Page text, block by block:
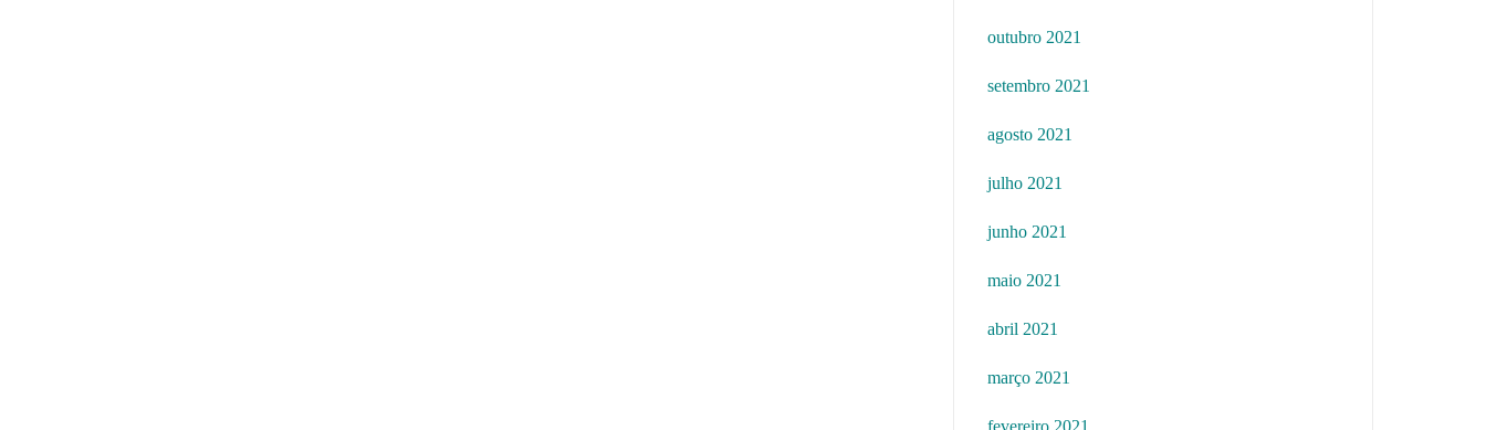
outubro 2021
setembro 2021
agosto 2021
julho 2021
junho 2021
maio 2021
abril 2021
março 2021